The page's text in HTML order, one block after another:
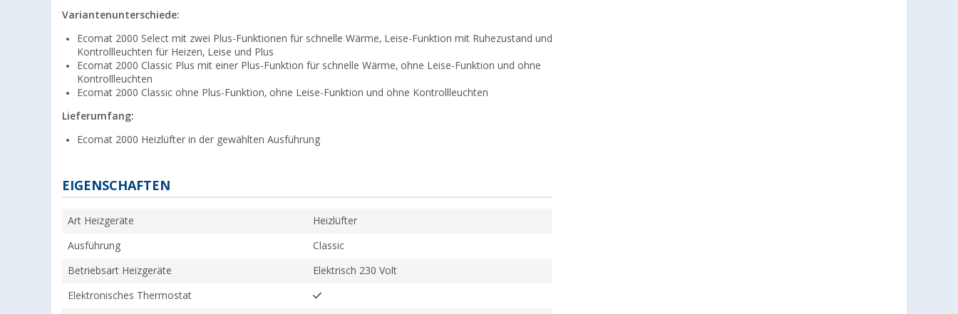
Variantenunterschiede:
Ecomat 2000 Select mit zwei Plus-Funktionen für schnelle Wärme, Leise-Funktion mit Ruhezustand und
Kontrollleuchten für Heizen, Leise und Plus
Ecomat 2000 Classic Plus mit einer Plus-Funktion für schnelle Wärme, ohne Leise-Funktion und ohne
Kontrollleuchten
Ecomat 2000 Classic ohne Plus-Funktion, ohne Leise-Funktion und ohne Kontrollleuchten
Lieferumfang:
Ecomat 2000 Heizlüfter in der gewählten Ausführung
EIGENSCHAFTEN
Art Heizgeräte Heizlüfter
Ausführung Classic
Betriebsart Heizgeräte Elektrisch 230 Volt
Elektronisches Thermostat